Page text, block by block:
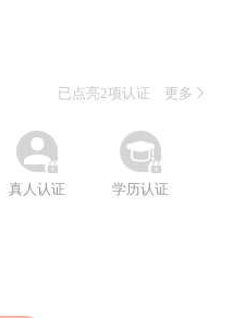
已点亮2项认证 更多


真人认证


学历认证